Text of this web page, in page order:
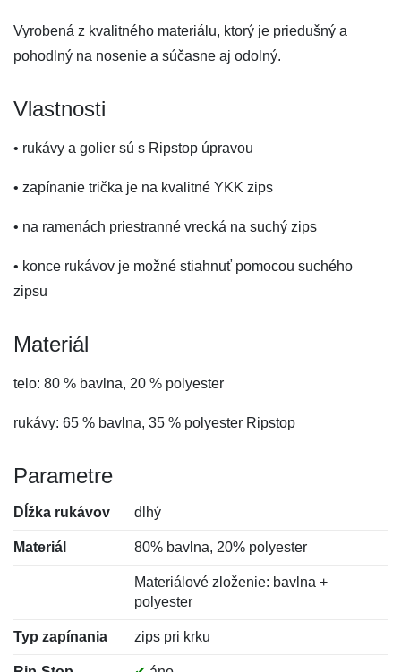
Vyrobená z kvalitného materiálu, ktorý je priedušný a
pohodlný na nosenie a súčasne aj odolný.
Vlastnosti
• rukávy a golier sú s Ripstop úpravou
• zapínanie trička je na kvalitné YKK zips
• na ramenách priestranné vrecká na suchý zips
• konce rukávov je možné stiahnuť pomocou suchého
zipsu
Materiál
telo: 80 % bavlna, 20 % polyester
rukávy: 65 % bavlna, 35 % polyester Ripstop
Parametre
Dĺžka rukávov dlhý
Materiál 80% bavlna, 20% polyester
Materiálové zloženie: bavlna +
polyester
Typ zapínania zips pri krku